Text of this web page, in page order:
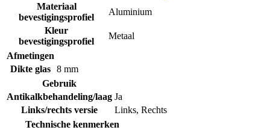
Materiaal
bevestigingsprofiel
Aluminium
Kleur
bevestigingsprofiel
Metaal
Afmetingen
Dikte glas 8 mm
Gebruik
Antikalkbehandeling/laag Ja
Links/rechts versie
Links, Rechts
Technische kenmerken